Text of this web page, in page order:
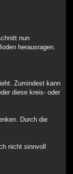
nun
herausragen.
Zumindest kann
diese kreis- oder
Durch die
nicht sinnvoll